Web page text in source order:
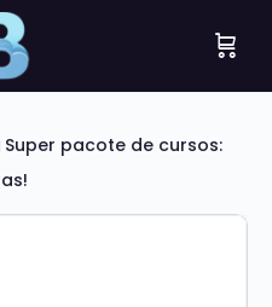
Super pacote de cursos: